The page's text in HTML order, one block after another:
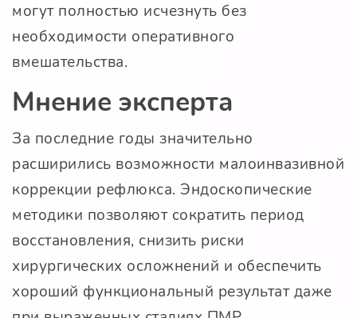
могут полностью исчезнуть без
необходимости оперативного
вмешательства.
Мнение эксперта
За последние годы значительно
расширились возможности малоинвазивной
коррекции рефлюкса. Эндоскопические
методики позволяют сократить период
восстановления, снизить риски
хирургических осложнений и обеспечить
хороший функциональный результат даже